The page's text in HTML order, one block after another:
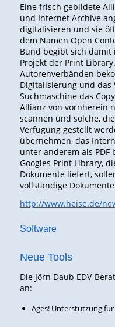
Eine frisch gebildete
und Internet Archive
digitalisieren und sie
dem Namen Open
Bund begibt sich damit
Projekt der Print
Autorenverbänden
Digitalisierung und
Suchmaschine das
Allianz von vornherein
scannen und solche,
Verfügung gestellt
übernehmen, das
unter anderem als
Googles Print Library,
Dokumente liefert,
vollständige
http://www.heise.de/
Software
Neue Tools
Die Jörn Daub EDV-
an:
Ages! Unterstützung